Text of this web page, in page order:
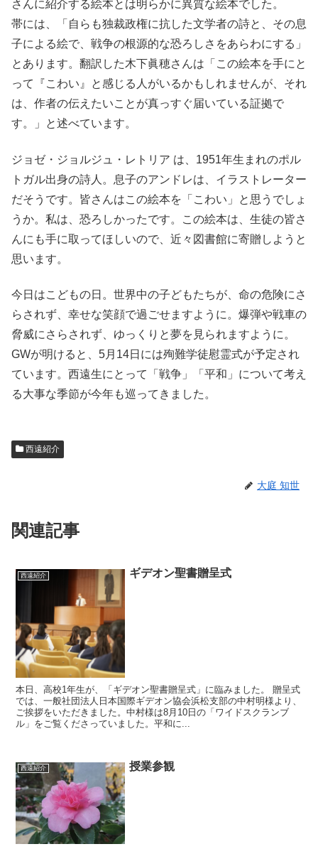
さんに紹介する絵本とは明らかに異質な絵本でした。
帯には、「自らも独裁政権に抗した文学者の詩と、その息
子による絵で、戦争の根源的な恐ろしさをあらわにする」
とあります。翻訳した木下眞穂さんは「この絵本を手にと
って『こわい』と感じる人がいるかもしれませんが、それ
は、作者の伝えたいことが真っすぐ届いている証拠で
す。」と述べています。
ジョゼ・ジョルジュ・レトリア は、1951年生まれのポル
トガル出身の詩人。息子のアンドレは、イラストレーター
だそうです。皆さんはこの絵本を「こわい」と思うでしょ
うか。私は、恐ろしかったです。この絵本は、生徒の皆さ
んにも手に取ってほしいので、近々図書館に寄贈しようと
思います。
今日はこどもの日。世界中の子どもたちが、命の危険にさ
らされず、幸せな笑顔で過ごせますように。爆弾や戦車の
脅威にさらされず、ゆっくりと夢を見られますように。
GWが明けると、5月14日には殉難学徒慰霊式が予定され
ています。西遠生にとって「戦争」「平和」について考え
る大事な季節が今年も巡ってきました。
西遠紹介
大庭 知世
関連記事
西遠紹介 ギデオン聖書贈呈式
本日、高校1年生が、「ギデオン聖書贈呈式」に臨みました。 贈呈式
では、一般社団法人日本国際ギデオン協会浜松支部の中村明様より、
ご挨拶をいただきました。中村様は8月10日の「ワイドスクランブ
ル」をご覧くださっていました。平和に...
西遠紹介 授業参観